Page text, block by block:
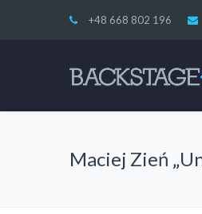
+48 668 802 196
Maciej Zień